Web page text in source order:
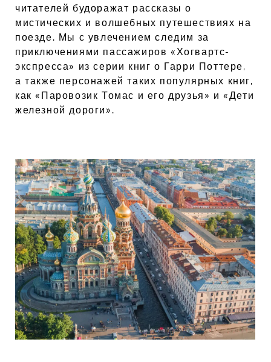
читателей будоражат рассказы о
мистических и волшебных путешествиях на
поезде. Мы с увлечением следим за
приключениями пассажиров «Хогвартс-
экспресса» из серии книг о Гарри Поттере,
а также персонажей таких популярных книг,
как «Паровозик Томас и его друзья» и «Дети
железной дороги».